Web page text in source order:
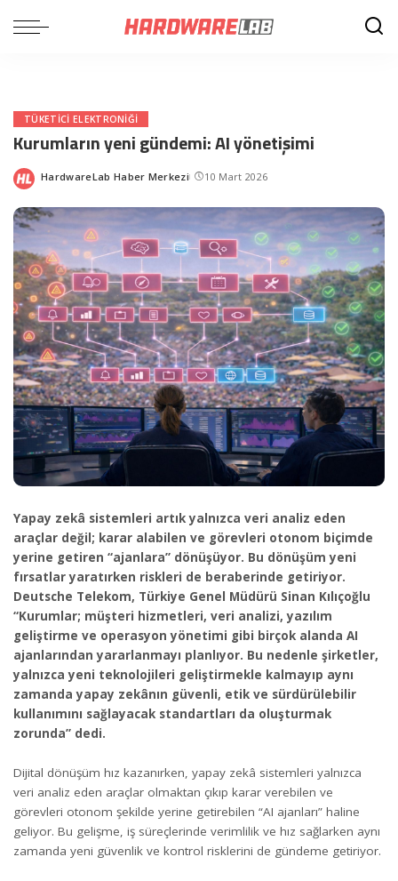
TÜKETICI ELEKTRONIĞI
Kurumların yeni gündemi: AI yönetişimi
Posted
HardwareLab Haber Merkezi 10 Mart 2026
Yapay zekâ sistemleri artık yalnızca veri analiz eden
araçlar değil; karar alabilen ve görevleri otonom biçimde
yerine getiren “ajanlara” dönüşüyor. Bu dönüşüm yeni
fırsatlar yaratırken riskleri de beraberinde getiriyor.
Deutsche Telekom, Türkiye Genel Müdürü Sinan Kılıçoğlu
“Kurumlar; müşteri hizmetleri, veri analizi, yazılım
geliştirme ve operasyon yönetimi gibi birçok alanda AI
ajanlarından yararlanmayı planlıyor. Bu nedenle şirketler,
yalnızca yeni teknolojileri geliştirmekle kalmayıp aynı
zamanda yapay zekânın güvenli, etik ve sürdürülebilir
kullanımını sağlayacak standartları da oluşturmak
zorunda” dedi.
Dijital dönüşüm hız kazanırken, yapay zekâ sistemleri yalnızca
veri analiz eden araçlar olmaktan çıkıp karar verebilen ve
görevleri otonom şekilde yerine getirebilen “AI ajanları” haline
geliyor. Bu gelişme, iş süreçlerinde verimlilik ve hız sağlarken aynı
zamanda yeni güvenlik ve kontrol risklerini de gündeme getiriyor.